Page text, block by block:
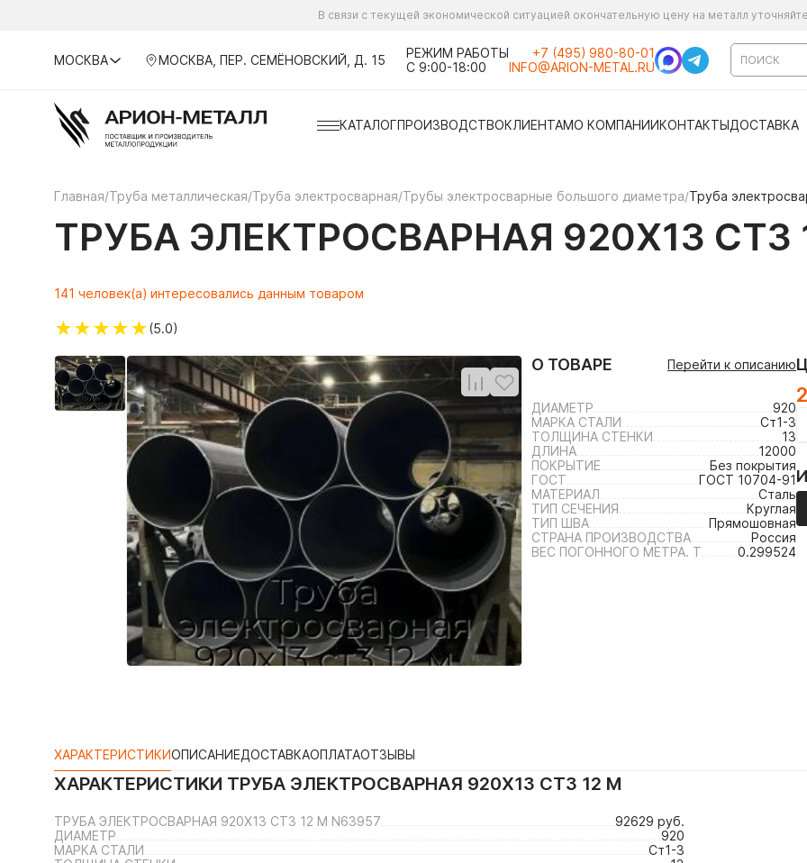
В связи с текущей экономической ситуацией окончательную цену на металл
МОСКВА МОСКВА, ПЕР. СЕМЁНОВСКИЙ, Д. 15
РЕЖИМ РАБОТЫ
С 9:00-18:00
+7 (495) 980-80-01
INFO@ARION-METAL.RU
КАТАЛОГПРОИЗВОДСТВОКЛИЕНТАМО КОМПАНИИКОНТАКТЫДОСТАВКА
Главная/Труба металлическая/Труба электросварная/Трубы электросварные большого диаметра/Труба
ТРУБА ЭЛЕКТРОСВАРНАЯ 920Х13 СТ3
141 человек(а) интересовались данным товаром
★★★★★(5.0)
О ТОВАРЕ Перейти к описанию
ДИАМЕТР
920
МАРКА СТАЛИ
Ст1-3
ТОЛЩИНА СТЕНКИ
13
ДЛИНА
12000
ПОКРЫТИЕ
Без покрытия
ГОСТ
ГОСТ 10704-91
МАТЕРИАЛ
Сталь
ТИП СЕЧЕНИЯ
Круглая
ТИП ШВА
Прямошовная
СТРАНА ПРОИЗВОДСТВА
Россия
ВЕС ПОГОННОГО МЕТРА. Т
0.299524
ХАРАКТЕРИСТИКИОПИСАНИЕДОСТАВКАОПЛАТАОТЗЫВЫ
ХАРАКТЕРИСТИКИ ТРУБА ЭЛЕКТРОСВАРНАЯ 920Х13 СТ3 12 М
ТРУБА ЭЛЕКТРОСВАРНАЯ 920Х13 СТ3 12 М N63957
92629 руб.
ДИАМЕТР
920
МАРКА СТАЛИ
Ст1-3